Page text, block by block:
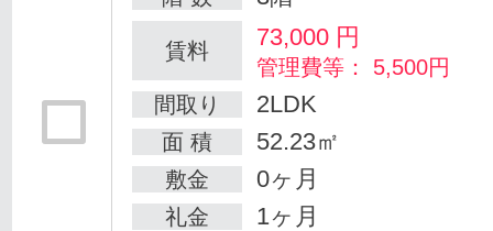
賃料 73,000 円
管理費等： 5,500円
間取り
2LDK
面 積 52.23㎡
敷金 0ヶ月
礼金 1ヶ月